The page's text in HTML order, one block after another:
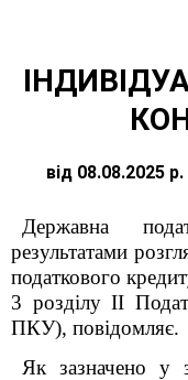
від 08.08.2025
Державна
результатами
податкового
3 розділу ІІ
ПКУ), повідомляє.
Як зазначено у